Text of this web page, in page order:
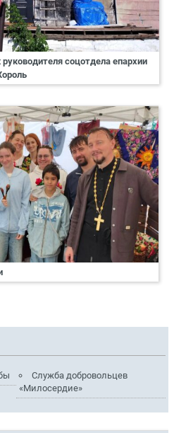
соцотдела епархии
Служба добровольцев
«Милосердие»